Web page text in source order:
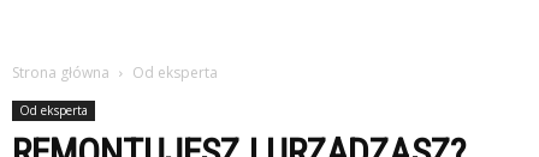
Strona główna Od eksperta
Od eksperta